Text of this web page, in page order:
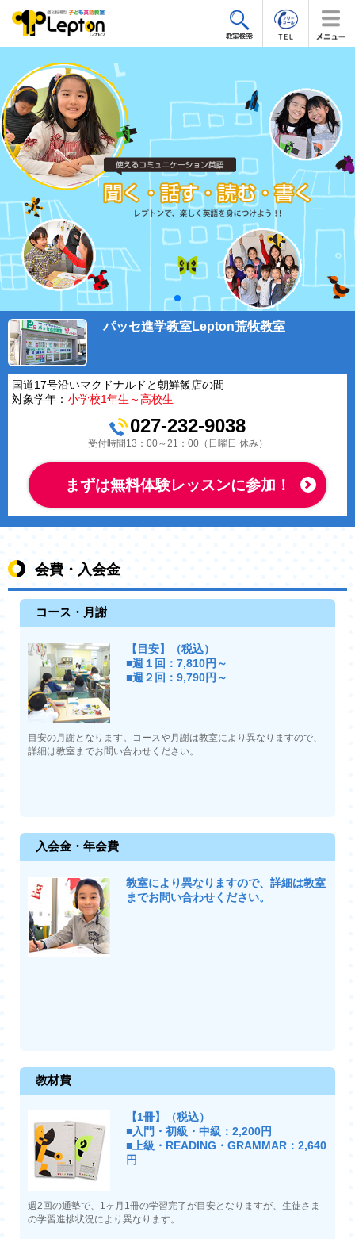
パッセ進学教室Lepton荒牧教室
国道17号沿いマクドナルドと朝鮮飯店の間
対象学年： 小学校1年生～高校生
027-232-9038
受付時間13：00～21：00（日曜日 休み）
まずは無料体験レッスンに参加！
会費・入会金
コース・月謝
【目安】（税込）
■週１回：7,810円～
■週２回：9,790円～
目安の月謝となります。コースや月謝は教室により異なりますので、
詳細は教室までお問い合わせください。
入会金・年会費
教室により異なりますので、詳細は教室
までお問い合わせください。
教材費
【1冊】（税込）
■入門・初級・中級：2,200円
■上級・READING・GRAMMAR：2,640
円
週2回の通塾で、1ヶ月1冊の学習完了が目安となりますが、生徒さま
の学習進捗状況により異なります。